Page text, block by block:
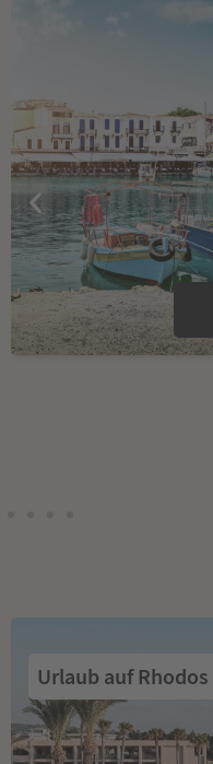
Urlaub auf Rhodos